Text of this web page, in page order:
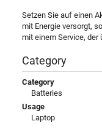
Setzen Sie auf einen
mit Energie versorgt,
mit einem Service, der
Category
Category
Batteries
Usage
Laptop